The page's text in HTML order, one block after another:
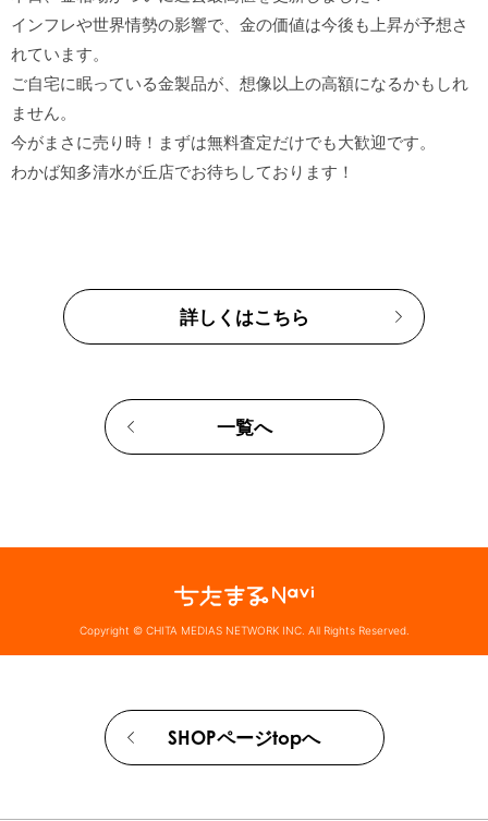
インフレや世界情勢の影響で、金の価値は今後も上昇が予想さ
れています。
ご自宅に眠っている金製品が、想像以上の高額になるかもしれ
ません。
今がまさに売り時！まずは無料査定だけでも大歓迎です。
詳しくはこちら
一覧へ
Copyright © CHITA MEDIAS NETWORK INC. All Rights Reserved.
SHOPページtopへ